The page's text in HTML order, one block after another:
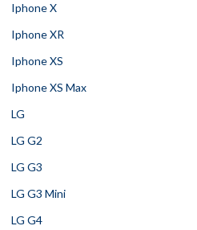
Iphone X
Iphone XR
Iphone XS
Iphone XS Max
LG
LG G2
LG G3
LG G3 Mini
LG G4